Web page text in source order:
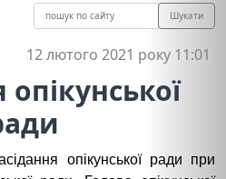
Шукати
12 лютого 2021 року 11:01
опікунської
опікунської ради при